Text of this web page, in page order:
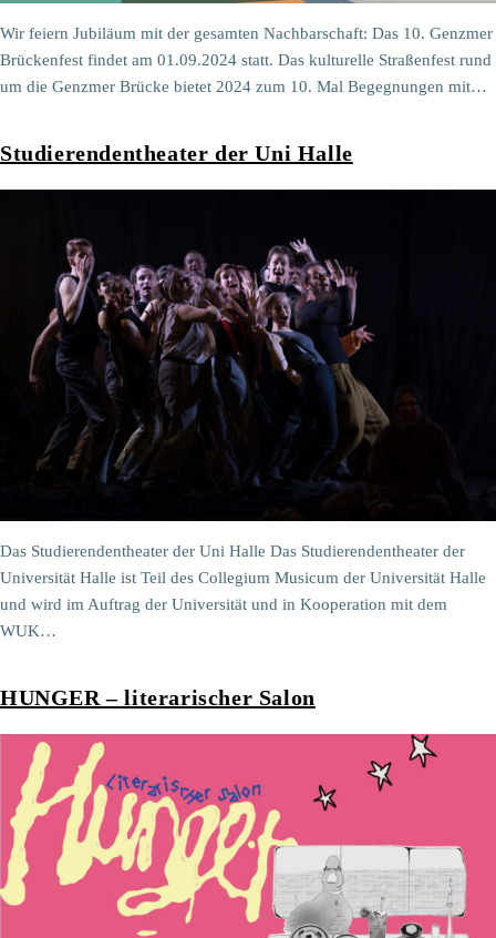
Wir feiern Jubiläum mit der gesamten Nachbarschaft: Das 10. Genzmer
Brückenfest findet am 01.09.2024 statt. Das kulturelle Straßenfest rund
um die Genzmer Brücke bietet 2024 zum 10. Mal Begegnungen mit…
Studierendentheater der Uni Halle
Das Studierendentheater der Uni Halle Das Studierendentheater der
Universität Halle ist Teil des Collegium Musicum der Universität Halle
und wird im Auftrag der Universität und in Kooperation mit dem
WUK…
HUNGER – literarischer Salon